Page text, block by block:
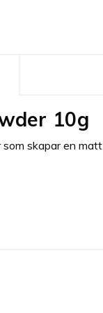
10g
skapar en